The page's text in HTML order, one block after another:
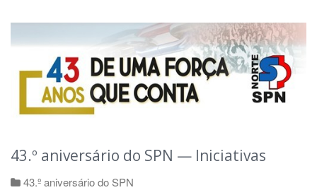
43.º aniversário do SPN — Iniciativas
43.º aniversário do SPN